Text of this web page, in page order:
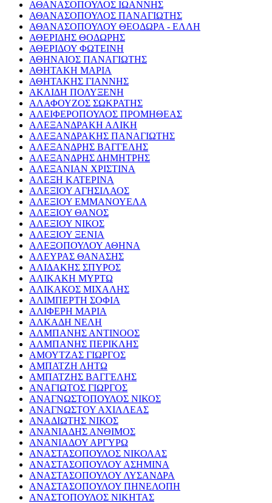
ΑΘΑΝΑΣΟΠΟΥΛΟΣ ΙΩΑΝΝΗΣ
ΑΘΑΝΑΣΟΠΟΥΛΟΣ ΠΑΝΑΓΙΩΤΗΣ
ΑΘΑΝΑΣΟΠΟΥΛΟΥ ΘΕΟΔΩΡΑ - ΕΛΛΗ
ΑΘΕΡΙΔΗΣ ΘΟΔΩΡΗΣ
ΑΘΕΡΙΔΟΥ ΦΩΤΕΙΝΗ
ΑΘΗΝΑΙΟΣ ΠΑΝΑΓΙΩΤΗΣ
ΑΘΗΤΑΚΗ ΜΑΡΙΑ
ΑΘΗΤΑΚΗΣ ΓΙΑΝΝΗΣ
ΑΚΛΙΔΗ ΠΟΛΥΞΕΝΗ
ΑΛΑΦΟΥΖΟΣ ΣΩΚΡΑΤΗΣ
ΑΛΕΙΦΕΡΟΠΟΥΛΟΣ ΠΡΟΜΗΘΕΑΣ
ΑΛΕΞΑΝΔΡΑΚΗ ΑΛΙΚΗ
ΑΛΕΞΑΝΔΡΑΚΗΣ ΠΑΝΑΓΙΩΤΗΣ
ΑΛΕΞΑΝΔΡΗΣ ΒΑΓΓΕΛΗΣ
ΑΛΕΞΑΝΔΡΗΣ ΔΗΜΗΤΡΗΣ
ΑΛΕΞΑΝΙΑΝ ΧΡΙΣΤΙΝΑ
ΑΛΕΞΗ ΚΑΤΕΡΙΝΑ
ΑΛΕΞΙΟΥ ΑΓΗΣΙΛΑΟΣ
ΑΛΕΞΙΟΥ ΕΜΜΑΝΟΥΕΛΑ
ΑΛΕΞΙΟΥ ΘΑΝΟΣ
ΑΛΕΞΙΟΥ ΝΙΚΟΣ
ΑΛΕΞΙΟΥ ΞΕΝΙΑ
ΑΛΕΞΟΠΟΥΛΟΥ ΑΘΗΝΑ
ΑΛΕΥΡΑΣ ΘΑΝΑΣΗΣ
ΑΛΙΔΑΚΗΣ ΣΠΥΡΟΣ
ΑΛΙΚΑΚΗ ΜΥΡΤΩ
ΑΛΙΚΑΚΟΣ ΜΙΧΑΛΗΣ
ΑΛΙΜΠΕΡΤΗ ΣΟΦΙΑ
ΑΛΙΦΕΡΗ ΜΑΡΙΑ
ΑΛΚΑΔΗ ΝΕΛΗ
ΑΛΜΠΑΝΗΣ ΑΝΤΙΝΟΟΣ
ΑΛΜΠΑΝΗΣ ΠΕΡΙΚΛΗΣ
ΑΜΟΥΤΖΑΣ ΓΙΩΡΓΟΣ
ΑΜΠΑΤΖΗ ΛΗΤΩ
ΑΜΠΑΤΖΗΣ ΒΑΓΓΕΛΗΣ
ΑΝΑΓΙΩΤΟΣ ΓΙΩΡΓΟΣ
ΑΝΑΓΝΩΣΤΟΠΟΥΛΟΣ ΝΙΚΟΣ
ΑΝΑΓΝΩΣΤΟΥ ΑΧΙΛΛΕΑΣ
ΑΝΑΔΙΩΤΗΣ ΝΙΚΟΣ
ΑΝΑΝΙΑΔΗΣ ΑΝΘΙΜΟΣ
ΑΝΑΝΙΑΔΟΥ ΑΡΓΥΡΩ
ΑΝΑΣΤΑΣΟΠΟΥΛΟΣ ΝΙΚΟΛΑΣ
ΑΝΑΣΤΑΣΟΠΟΥΛΟΥ ΑΣΗΜΙΝΑ
ΑΝΑΣΤΑΣΟΠΟΥΛΟΥ ΛΥΣΑΝΔΡΑ
ΑΝΑΣΤΑΣΟΠΟΥΛΟΥ ΠΗΝΕΛΟΠΗ
ΑΝΑΣΤΟΠΟΥΛΟΣ ΝΙΚΗΤΑΣ